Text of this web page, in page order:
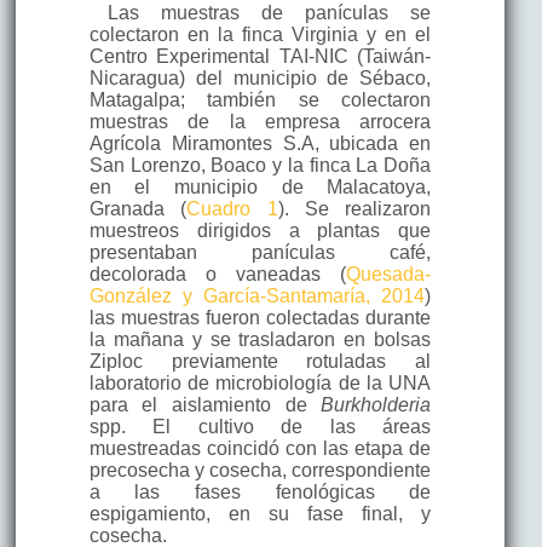
Las muestras de panículas se
colectaron en la finca Virginia y en el
Centro Experimental TAI-NIC (Taiwán-
Nicaragua) del municipio de Sébaco,
Matagalpa; también se colectaron
muestras de la empresa arrocera
Agrícola Miramontes S.A, ubicada en
San Lorenzo, Boaco y la finca La Doña
en el municipio de Malacatoya,
Granada (Cuadro 1). Se realizaron
muestreos dirigidos a plantas que
presentaban panículas café,
decolorada o vaneadas (Quesada-
González y García-Santamaría, 2014)
las muestras fueron colectadas durante
la mañana y se trasladaron en bolsas
Ziploc previamente rotuladas al
laboratorio de microbiología de la UNA
para el aislamiento deBurkholderia
spp. El cultivo de las áreas
muestreadas coincidó con las etapa de
precosecha y cosecha, correspondiente
a las fases fenológicas de
espigamiento, en su fase final, y
cosecha.